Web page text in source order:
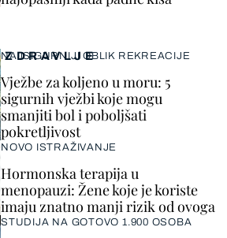
ZDRAVLJE
NAJSIGURNIJI OBLIK REKREACIJE
Vježbe za koljeno u moru: 5
sigurnih vježbi koje mogu
smanjiti bol i poboljšati
pokretljivost
NOVO ISTRAŽIVANJE
Hormonska terapija u
menopauzi: Žene koje je koriste
imaju znatno manji rizik od ovoga
STUDIJA NA GOTOVO 1.900 OSOBA